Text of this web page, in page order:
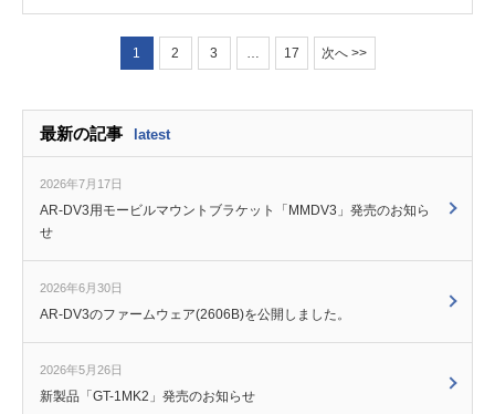
1 2 3 … 17 次へ >>
最新の記事 latest
2026年7月17日
AR-DV3用モービルマウントブラケット「MMDV3」発売のお知ら
せ
2026年6月30日
AR-DV3のファームウェア(2606B)を公開しました。
2026年5月26日
新製品「GT-1MK2」発売のお知らせ